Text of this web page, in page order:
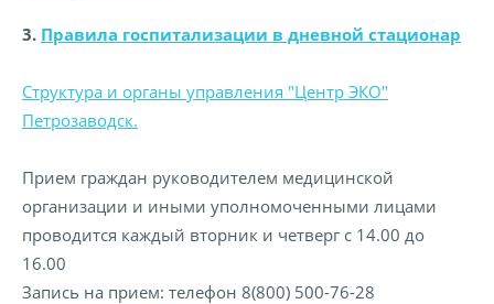
3. Правила госпитализации в дневной стационар
Cтруктура и органы управления "Центр ЭКО"
Петрозаводск.
Прием граждан руководителем медицинской
организации и иными уполномоченными лицами
проводится каждый вторник и четверг с 14.00 до
16.00
Запись на прием: телефон 8(800) 500-76-28